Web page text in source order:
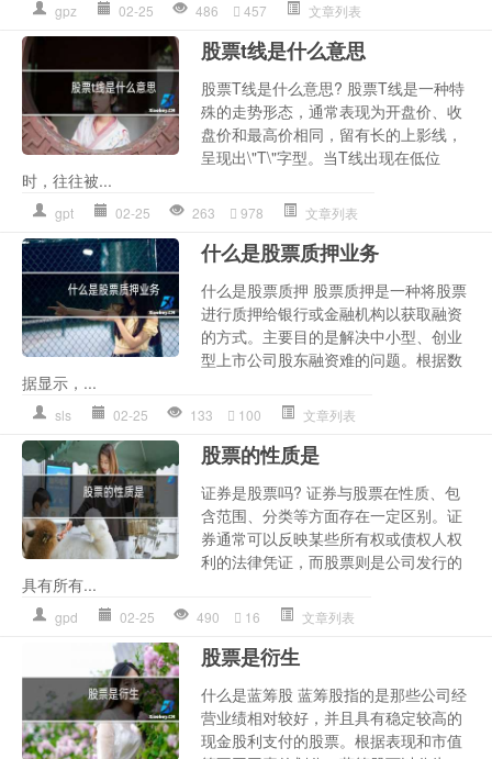
gpz 02-25 486 457 文章列表
股票t线是什么意思
股票T线是什么意思? 股票T线是一种特
殊的走势形态，通常表现为开盘价、收
盘价和最高价相同，留有长的上影线，
呈现出\"T\"字型。当T线出现在低位
时，往往被...
gpt 02-25 263 978 文章列表
什么是股票质押业务
什么是股票质押 股票质押是一种将股票
进行质押给银行或金融机构以获取融资
的方式。主要目的是解决中小型、创业
型上市公司股东融资难的问题。根据数
据显示，...
sls 02-25 133 100 文章列表
股票的性质是
证券是股票吗? 证券与股票在性质、包
含范围、分类等方面存在一定区别。证
券通常可以反映某些所有权或债权人权
利的法律凭证，而股票则是公司发行的
具有所有...
gpd 02-25 490 16 文章列表
股票是衍生
什么是蓝筹股 蓝筹股指的是那些公司经
营业绩相对较好，并且具有稳定较高的
现金股利支付的股票。根据表现和市值